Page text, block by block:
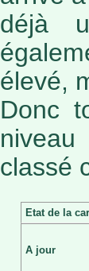
déjà
élevé,
Donc
classé
Etat de la
A jour